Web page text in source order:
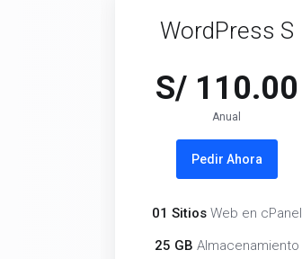
WordPress S
S/ 110.00
Anual
Pedir Ahora
01 SitiosWeb en cPanel
25 GB Almacenamiento